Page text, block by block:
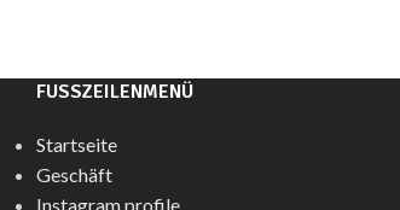
FUSSZEILENMENÜ
Startseite
Geschäft
Instagram profile